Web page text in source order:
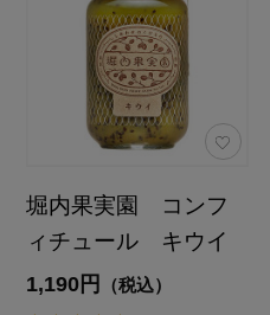
堀内果実園 コンフ
ィチュール キウイ
1,190円 （税込）